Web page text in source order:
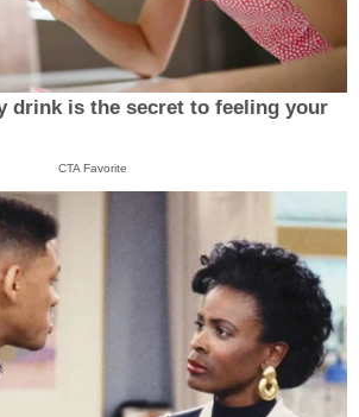
drink is the secret to feeling your
CTA Favorite